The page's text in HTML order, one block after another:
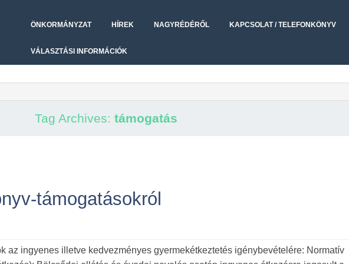
ÖNKORMÁNYZAT HÍREK NAGYRÉDÉRŐL KAPCSOLAT / TELEFONKÖNYV
VÁLASZTÁSI INFORMÁCIÓK
Tag Archives: támogatás
támogatásokról
az ingyenes illetve kedvezményes gyermekétkeztetés igénybevételére: Normatív